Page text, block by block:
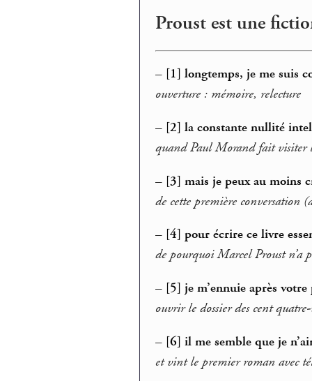
Proust est une
– [1] longtemps, je me suis
ouverture : mémoire, relecture
– [2] la constante nullité
quand Paul Morand fait visiter
– [3] mais je peux au moins
de cette première conversation
– [4] pour écrire ce livre
de pourquoi Marcel Proust n’a
– [5] je m’ennuie après
ouvrir le dossier des cent
– [6] il me semble que je
et vint le premier roman avec